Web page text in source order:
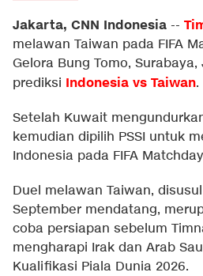
Jakarta, CNN Indonesia --
melawan Taiwan pada FIFA
Gelora Bung Tomo,
prediksi Indonesia vs Taiwan.
Setelah Kuwait
kemudian dipilih PSSI untuk
Indonesia pada FIFA
Duel melawan Taiwan,
September mendatang,
coba persiapan sebelum
mengharapi Irak dan Arab
Kualifikasi Piala Dunia 2026.